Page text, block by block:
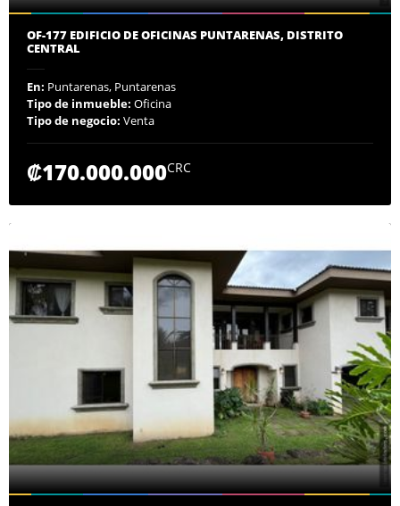
OF-177 EDIFICIO DE OFICINAS PUNTARENAS, DISTRITO
CENTRAL
En: Puntarenas, Puntarenas
Tipo de inmueble: Oficina
Tipo de negocio: Venta
₡170.000.000CRC